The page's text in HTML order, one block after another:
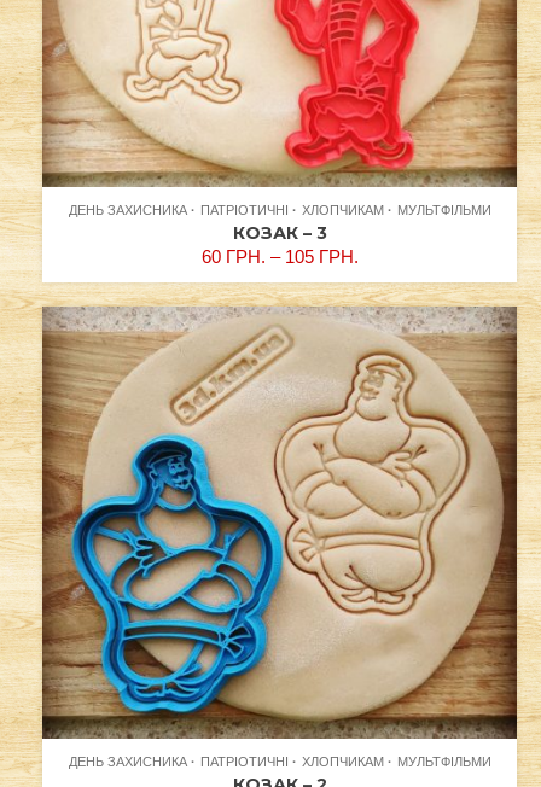
ДЕНЬ ЗАХИСНИКА ПАТРІОТИЧНІ ХЛОПЧИКАМ МУЛЬТФІЛЬМИ
КОЗАК – 3
60 ГРН. – 105 ГРН.
ДЕНЬ ЗАХИСНИКА ПАТРІОТИЧНІ ХЛОПЧИКАМ МУЛЬТФІЛЬМИ